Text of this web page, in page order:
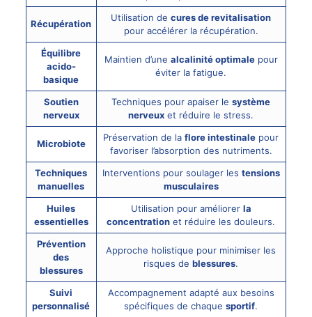
Récupération
Utilisation decures de revitalisation
pour accélérer la récupération.
Équilibre
acido-
basique
Maintien d’une alcalinité optimalepour
éviter la fatigue.
Soutien
nerveux
Techniques pour apaiser lesystème
nerveux et réduire le stress.
Microbiote
Préservation de laflore intestinale pour
favoriser l’absorption des nutriments.
Techniques
manuelles
Interventions pour soulager les tensions
musculaires
Huiles
essentielles
Utilisation pour améliorer la
concentration et réduire les douleurs.
Prévention
des
blessures
Approche holistique pour minimiser les
risques deblessures.
Suivi
personnalisé
Accompagnement adapté aux besoins
spécifiques de chaquesportif.